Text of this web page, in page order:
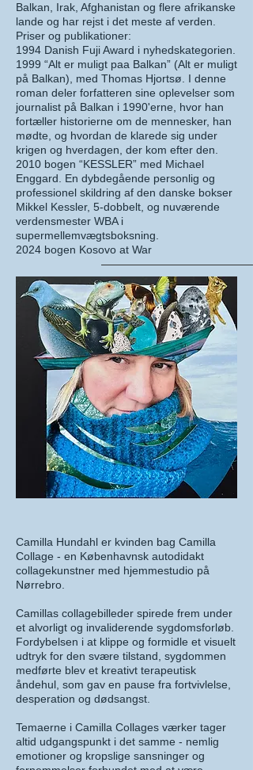
Balkan, Irak, Afghanistan og flere afrikanske
lande og har rejst i det meste af verden.
Priser og publikationer:
1994 Danish Fuji Award i nyhedskategorien.
1999 “Alt er muligt paa Balkan” (Alt er muligt
på Balkan), med Thomas Hjortsø. I denne
roman deler forfatteren sine oplevelser som
journalist på Balkan i 1990'erne, hvor han
fortæller historierne om de mennesker, han
mødte, og hvordan de klarede sig under
krigen og hverdagen, der kom efter den.
2010 bogen “KESSLER” med Michael
Enggard. En dybdegående personlig og
professionel skildring af den danske bokser
Mikkel Kessler, 5-dobbelt, og nuværende
verdensmester WBA i
supermellemvægtsboksning.
2024 bogen Kosovo at War
Camilla Hundahl er kvinden bag Camilla
Collage - en Københavnsk autodidakt
collagekunstner med hjemmestudio på
Nørrebro.
Camillas collagebilleder spirede frem under
et alvorligt og invaliderende sygdomsforløb.
Fordybelsen i at klippe og formidle et visuelt
udtryk for den svære tilstand, sygdommen
medførte blev et kreativt terapeutisk
åndehul, som gav en pause fra fortvivlelse,
desperation og dødsangst.
Temaerne i Camilla Collages værker tager
altid udgangspunkt i det samme - nemlig
emotioner og kropslige sansninger og